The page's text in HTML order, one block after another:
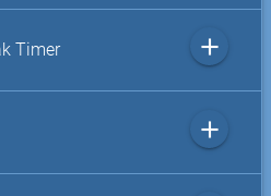
Timer add
add